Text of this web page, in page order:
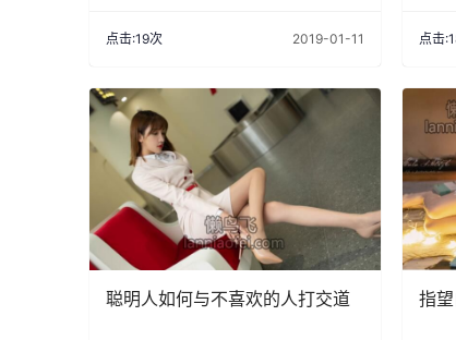
点击:19次 2019-01-11 点击
聪明人如何与不喜欢的人打交道 指